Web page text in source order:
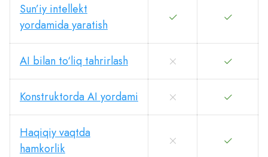
Sun’iy intellekt
yordamida yaratish
AI bilan to‘liq tahrirlash
Konstruktorda AI yordami
Haqiqiy vaqtda
hamkorlik